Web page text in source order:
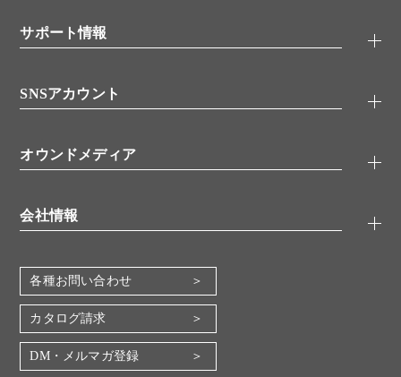
シグナル伝達
糖類／レクチン
分子生物
バイオメディカル(環境・食品)
機器・消耗品
代理店
サポート情報
アプリケーションノート
書類ダウンロード
SNSアカウント
YouTube
オウンドメディア
会社情報
会社概要
地図・アクセス（本社）
IR情報
電子公告
各種お問い合わせ
カタログ請求
DM・メルマガ登録